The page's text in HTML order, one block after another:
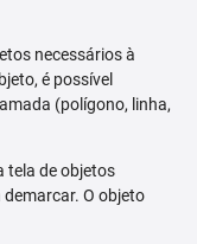
necessários à
é possível
(polígono, linha,
tela de objetos
O objeto